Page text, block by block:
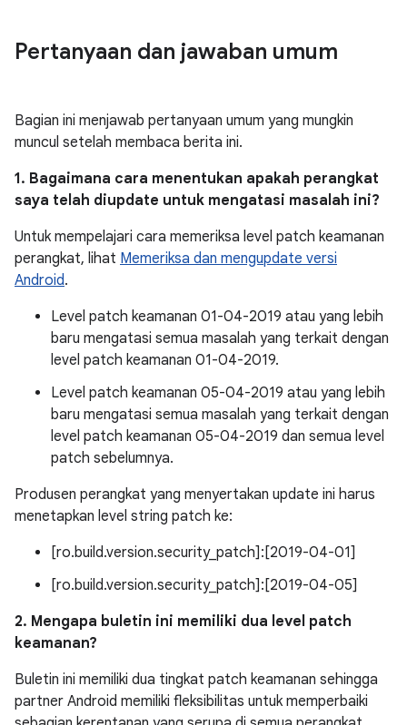
Pertanyaan dan jawaban umum
Bagian ini menjawab pertanyaan umum yang mungkin
muncul setelah membaca berita ini.
1. Bagaimana cara menentukan apakah perangkat
saya telah diupdate untuk mengatasi masalah ini?
Untuk mempelajari cara memeriksa level patch keamanan
perangkat, lihat Memeriksa dan mengupdate versi
Android.
Level patch keamanan 01-04-2019 atau yang lebih
baru mengatasi semua masalah yang terkait dengan
level patch keamanan 01-04-2019.
Level patch keamanan 05-04-2019 atau yang lebih
baru mengatasi semua masalah yang terkait dengan
level patch keamanan 05-04-2019 dan semua level
patch sebelumnya.
Produsen perangkat yang menyertakan update ini harus
menetapkan level string patch ke:
[ro.build.version.security_patch]:[2019-04-01]
[ro.build.version.security_patch]:[2019-04-05]
2. Mengapa buletin ini memiliki dua level patch
keamanan?
Buletin ini memiliki dua tingkat patch keamanan sehingga
partner Android memiliki fleksibilitas untuk memperbaiki